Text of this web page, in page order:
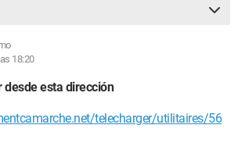
18:20
desde esta dirección
telecharger/utilitaires/56